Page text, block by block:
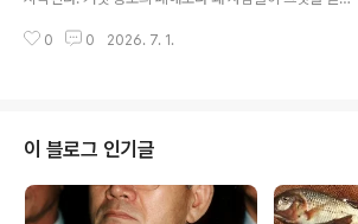
배런, 웅진지식하우스, 2026—아시아경제
다. 다만 책이 던지는 질문은 독자에게만 향하지 않는다. 진
상사, 2026
0 0 2026. 7. 1.
이 블로그 인기글